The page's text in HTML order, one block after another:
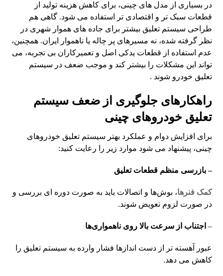
در بسیاری از مدل‌ های چینی، برای کاهش هزینه تولید از
قطعات سبک‌ تر و اقتصادی‌ تر استفاده می شود. گاهی هم
طراحی سیستم تعلیق بیشتر برای جاده‌ های هموار شهری در
نظر گرفته شده، نه مسیرهای پر چاله یا ناهموار ایران. همچنین،
عدم استفاده از قطعات یدکی اصل و تعمیرکاران بی‌ تجربه، می‌
تواند این مشکلات را بیشتر کند و موجب ضعف در سیستم
تعلیق خودرو شوند .
راهکارهای جلوگیری از ضعف سیستم
تعلیق خودروهای چینی
برای افزایش دوام و عملکرد بهتر سیستم تعلیق خودروهای
چینی، پیشنهاد می شود موارد زیر را رعایت کنید:
– بازرسی منظم قطعات تعلیق
کمک فنرها، بوش‌ها و اتصالات باید به صورت دوره ای بررسی و
در صورت لزوم تعویض شوند.
– اجتناب از سرعت بالا روی ناهمواری‌ها
عبور آهسته تر از دست اندازها فشار وارده به سیستم تعلیق را
کاهش می دهد.